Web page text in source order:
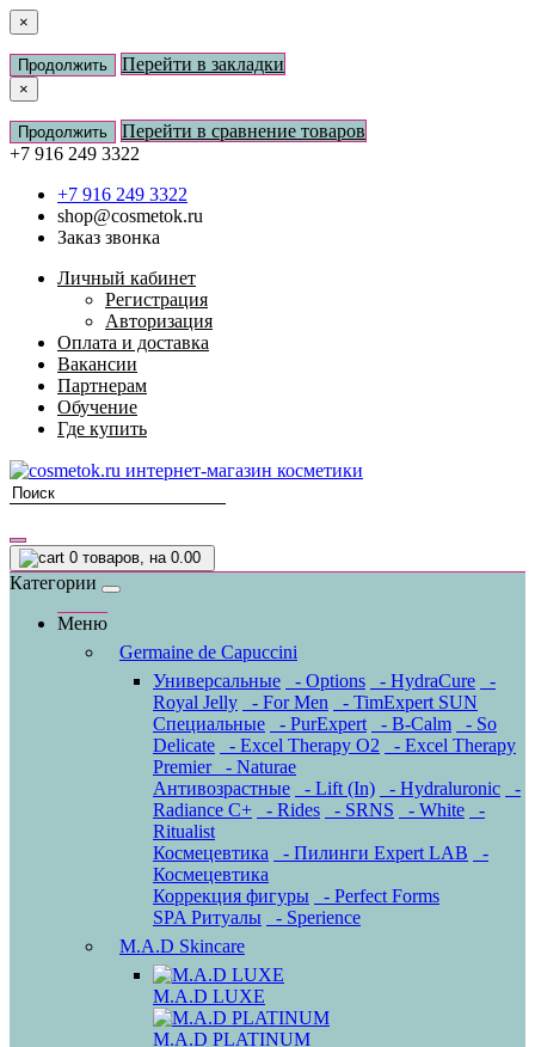
×
Продолжить Перейти в закладки
×
Продолжить
Перейти в сравнение товаров
+7 916 249 3322
+7 916 249 3322
shop@cosmetok.ru
Заказ звонка
Личный кабинет
Регистрация
Авторизация
Оплата и доставка
Вакансии
Партнерам
Обучение
Где купить
0 товаров, на 0.00
Категории
Меню
Germaine de Capuccini
Универсальные
- Options - HydraCure
-
Royal Jelly
- For Men
- TimExpert SUN
Специальные
- PurExpert - B-Calm
- So
Delicate
- Excel Therapy O2
- Excel Therapy
Premier
- Naturae
Антивозрастные
- Lift (In) - Hydraluronic
-
Radiance C+
- Rides - SRNS - White
-
Ritualist
Космецевтика
- Пилинги Expert LAB
-
Космецевтика
Коррекция фигуры
- Perfect Forms
SPA Ритуалы
- Sperience
M.A.D Skincare
M.A.D LUXE
M.A.D PLATINUM